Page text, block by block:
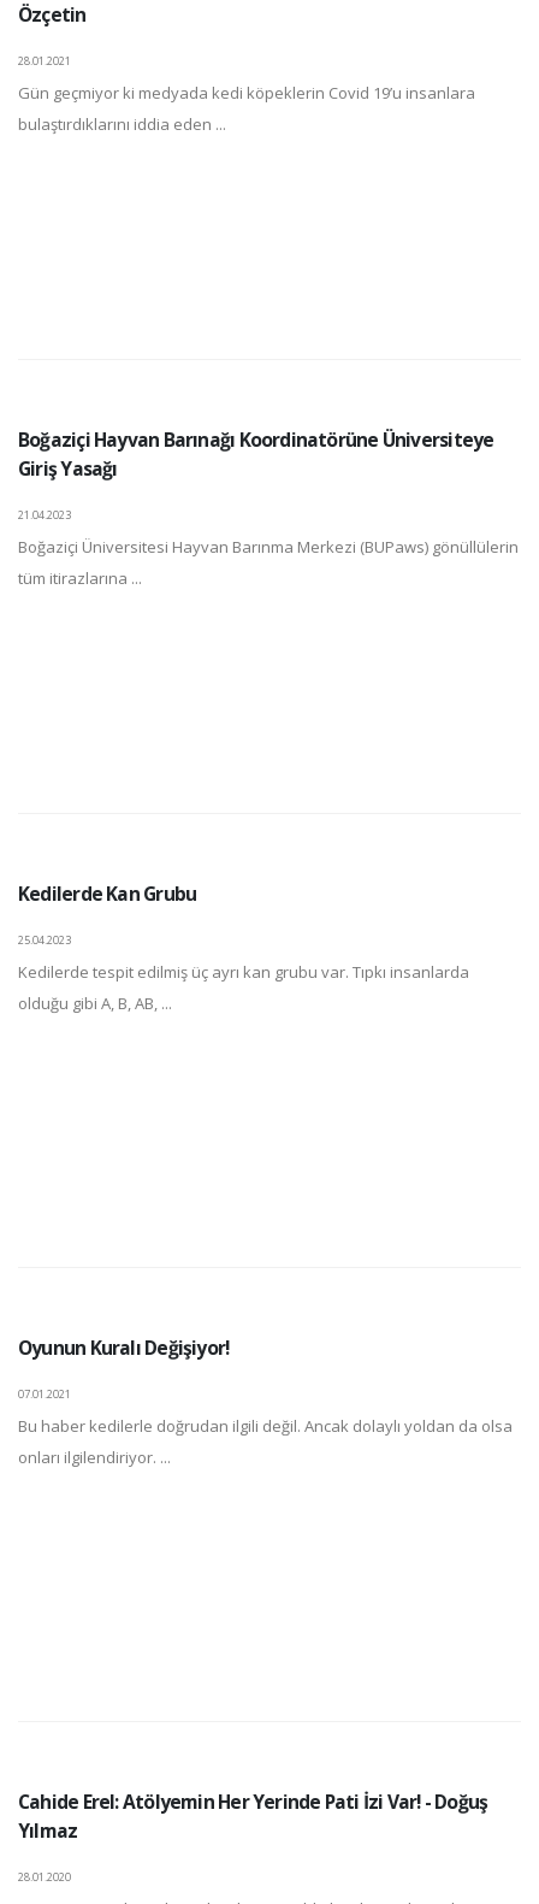
Özçetin
28.01.2021
Gün geçmiyor ki medyada kedi köpeklerin Covid 19’u insanlara
bulaştırdıklarını iddia eden ...
Boğaziçi Hayvan Barınağı Koordinatörüne Üniversiteye
Giriş Yasağı
21.04.2023
Boğaziçi Üniversitesi Hayvan Barınma Merkezi (BUPaws) gönüllülerin
tüm itirazlarına ...
Kedilerde Kan Grubu
25.04.2023
Kedilerde tespit edilmiş üç ayrı kan grubu var. Tıpkı insanlarda
olduğu gibi A, B, AB, ...
Oyunun Kuralı Değişiyor!
07.01.2021
Bu haber kedilerle doğrudan ilgili değil. Ancak dolaylı yoldan da olsa
onları ilgilendiriyor. ...
Cahide Erel: Atölyemin Her Yerinde Pati İzi Var! - Doğuş
Yılmaz
28.01.2020